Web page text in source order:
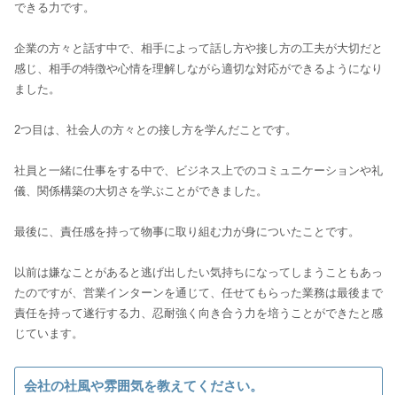
できる力です。
企業の方々と話す中で、相手によって話し方や接し方の工夫が大切だと
感じ、相手の特徴や心情を理解しながら適切な対応ができるようになり
ました。
2つ目は、社会人の方々との接し方を学んだことです。
社員と一緒に仕事をする中で、ビジネス上でのコミュニケーションや礼
儀、関係構築の大切さを学ぶことができました。
最後に、責任感を持って物事に取り組む力が身についたことです。
以前は嫌なことがあると逃げ出したい気持ちになってしまうこともあっ
たのですが、営業インターンを通じて、任せてもらった業務は最後まで
責任を持って遂行する力、忍耐強く向き合う力を培うことができたと感
じています。
会社の社風や雰囲気を教えてください。